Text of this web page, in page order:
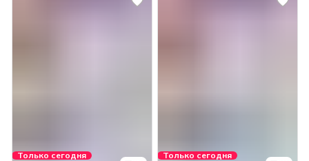
Только сегодня Только сегодня